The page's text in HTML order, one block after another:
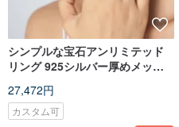
シンプルな宝石アンリミテッド
リング 925シルバー厚めメッキ
ンド リング
27,472円
カスタム可